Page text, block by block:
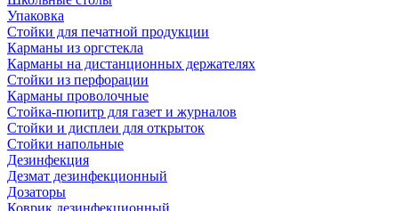
Упаковка
Стойки для печатной продукции
Карманы из оргстекла
Карманы на дистанционных держателях
Стойки из перфорации
Карманы проволочные
Стойка-пюпитр для газет и журналов
Стойки и дисплеи для открыток
Стойки напольные
Дезинфекция
Дезмат дезинфекционный
Дозаторы
Коврик дезинфекционный